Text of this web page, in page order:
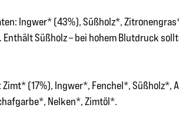
Ingwer* (43%), Süßholz*,
Süßholz – bei hohem Blutdruck
Zimt* (17%), Ingwer*, Fenchel*,
Nelken*, Zimtöl*.